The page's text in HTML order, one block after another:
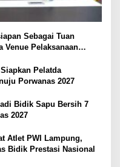
Sebagai Tuan
Venue Pelaksanaan
Pelatda
Porwanas 2027
Bidik Sapu Bersih 7
2027
Atlet PWI Lampung,
Bidik Prestasi Nasional